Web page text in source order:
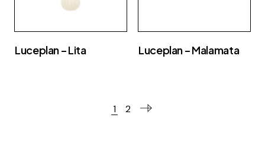
Luceplan – Lita Luceplan – Malamata
1 2